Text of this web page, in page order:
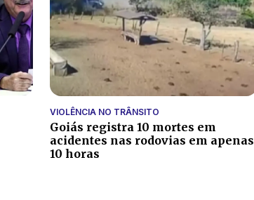
VIOLÊNCIA NO TRÂNSITO
Goiás registra 10 mortes em
acidentes nas rodovias em apenas
10 horas